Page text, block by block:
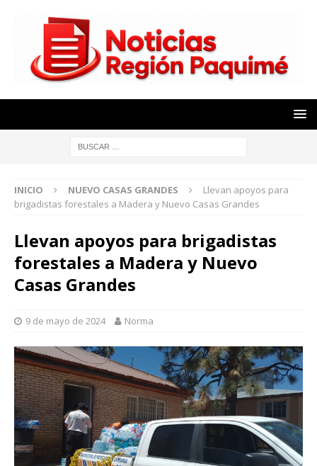
INICIO NUEVO CASAS GRANDES
Llevan apoyos para
brigadistas forestales a Madera y Nuevo Casas Grandes
Llevan apoyos para brigadistas
forestales a Madera y Nuevo
Casas Grandes
9 de mayo de 2024 Norma